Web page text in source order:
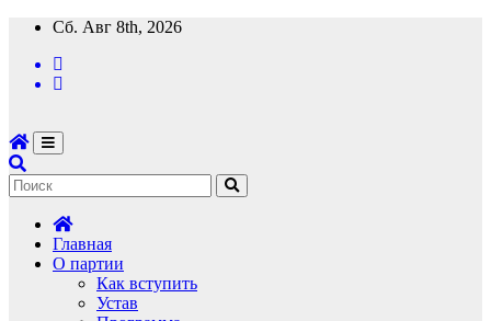
Перейти
содержимому
Сб. Авг 8th, 2026
Главная
О партии
Как вступить
Устав